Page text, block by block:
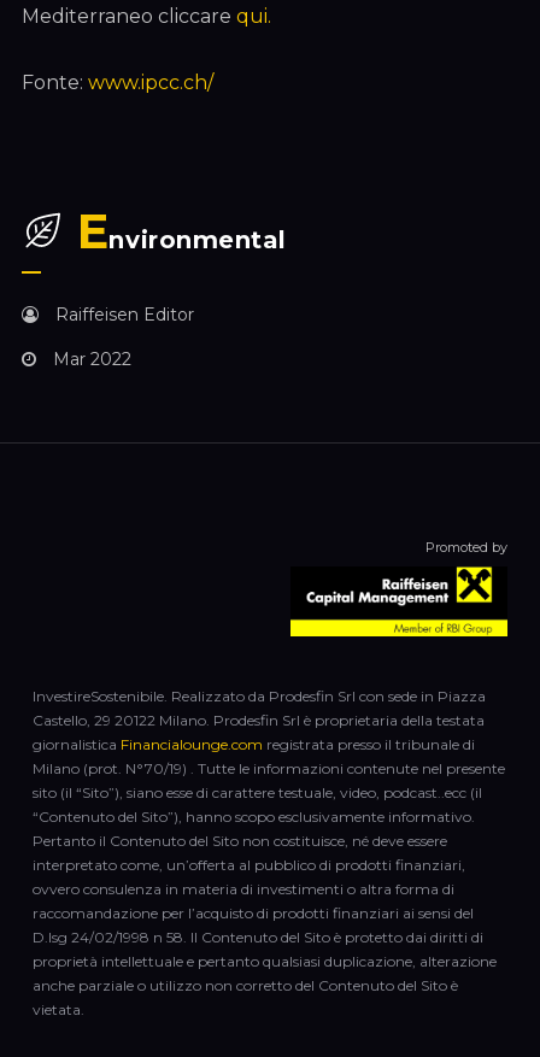
Mediterraneo cliccare qui.
Fonte: www.ipcc.ch/
Environmental
Raiffeisen Editor
Mar 2022
Promoted by
InvestireSostenibile. Realizzato da Prodesfin Srl con sede in Piazza
Castello, 29 20122 Milano. Prodesfin Srl è proprietaria della testata
giornalistica Financialounge.com registrata presso il tribunale di
Milano (prot. N°70/19) . Tutte le informazioni contenute nel presente
sito (il “Sito”), siano esse di carattere testuale, video, podcast..ecc (il
“Contenuto del Sito”), hanno scopo esclusivamente informativo.
Pertanto il Contenuto del Sito non costituisce, né deve essere
interpretato come, un’offerta al pubblico di prodotti finanziari,
ovvero consulenza in materia di investimenti o altra forma di
raccomandazione per l’acquisto di prodotti finanziari ai sensi del
D.lsg 24/02/1998 n 58. Il Contenuto del Sito è protetto dai diritti di
proprietà intellettuale e pertanto qualsiasi duplicazione, alterazione
anche parziale o utilizzo non corretto del Contenuto del Sito è
vietata.